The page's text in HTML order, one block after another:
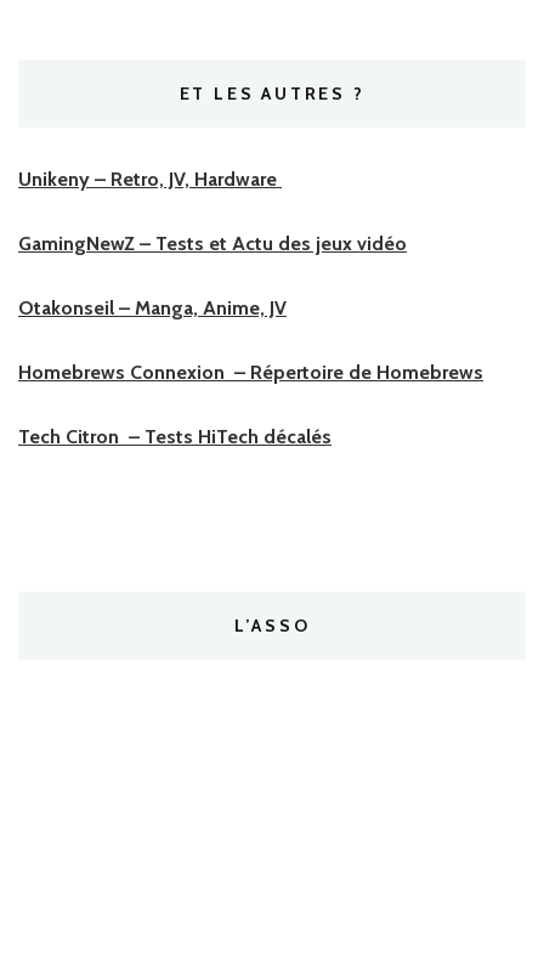
ET LES AUTRES ?
Unikeny – Retro, JV, Hardware
GamingNewZ – Tests et Actu des jeux vidéo
Otakonseil – Manga, Anime, JV
Homebrews Connexion – Répertoire de Homebrews
Tech Citron – Tests HiTech décalés
L’ASSO